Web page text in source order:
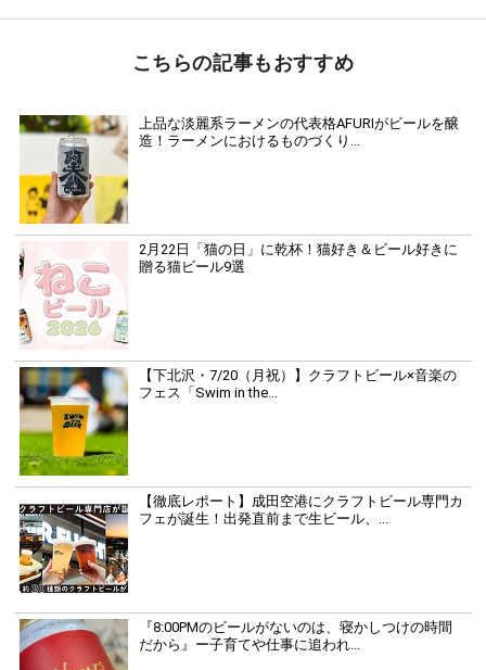
こちらの記事もおすすめ
上品な淡麗系ラーメンの代表格AFURIがビールを醸
造！ラーメンにおけるものづくり...
2月22日「猫の日」に乾杯！猫好き＆ビール好きに
贈る猫ビール9選
【下北沢・7/20（月祝）】クラフトビール×音楽の
フェス「Swim in the...
【徹底レポート】成田空港にクラフトビール専門カ
フェが誕生！出発直前まで生ビール、...
『8:00PMのビールがないのは、寝かしつけの時間
だから』ー子育てや仕事に追われ...